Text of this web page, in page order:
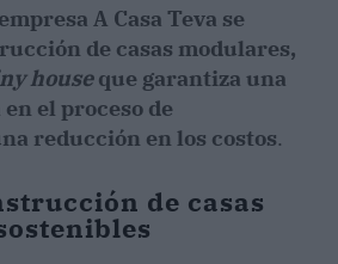
A Casa Teva se
de casas modulares,
houseque garantiza una
el proceso de
reducción en los costos.
de casas